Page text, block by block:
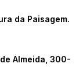
da Paisagem.
Almeida, 300-